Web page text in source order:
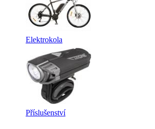
Elektrokola
Příslušenství